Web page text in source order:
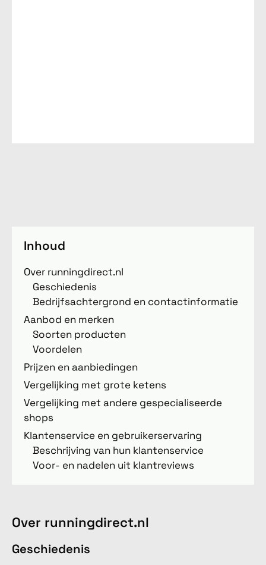
Over runningdirect.nl
Geschiedenis
Inhoud
Over runningdirect.nl
Geschiedenis
Bedrijfsachtergrond en contactinformatie
Aanbod en merken
Soorten producten
Voordelen
Prijzen en aanbiedingen
Vergelijking met grote ketens
Vergelijking met andere gespecialiseerde
shops
Klantenservice en gebruikerservaring
Beschrijving van hun klantenservice
Voor- en nadelen uit klantreviews